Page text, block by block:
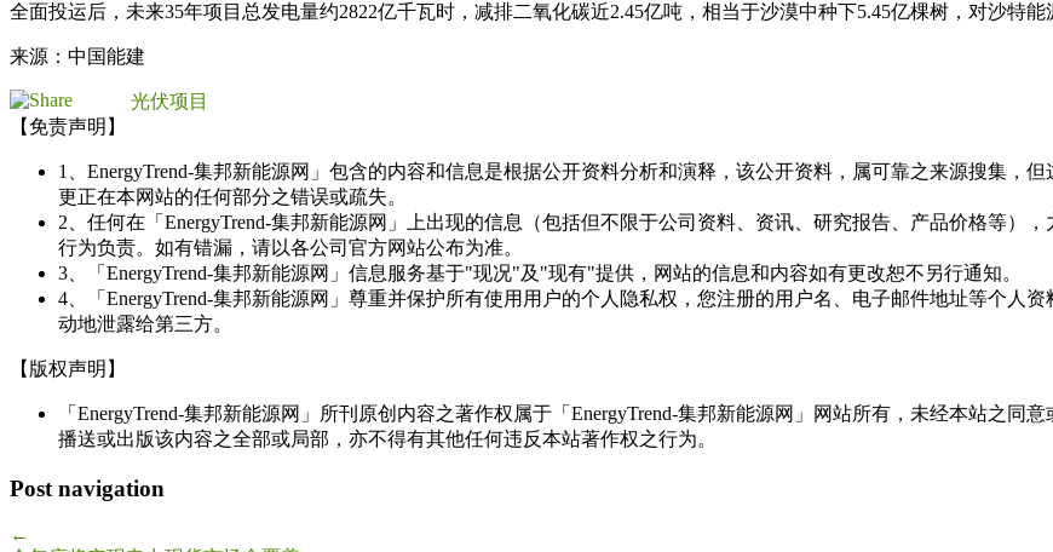
全面投运后，未来35年项目总发电量约2822亿千瓦时，减排二氧化碳近2.45亿吨，相当于沙漠中种下5.45亿棵树，对沙特能
来源：中国能建
光伏项目
【免责声明】
1、EnergyTrend-集邦新能源网」包含的内容和信息是根据公开资料分析和演释，该公开资料，属可靠之来源搜集，
更正在本网站的任何部分之错误或疏失。
2、任何在「EnergyTrend-集邦新能源网」上出现的信息（包括但不限于公司资料、资讯、研究报告、产品价格等）
行为负责。如有错漏，请以各公司官方网站公布为准。
3、「EnergyTrend-集邦新能源网」信息服务基于"现况"及"现有"提供，网站的信息和内容如有更改恕不另行通知。
4、「EnergyTrend-集邦新能源网」尊重并保护所有使用用户的个人隐私权，您注册的用户名、电子邮件地址等个人
动地泄露给第三方。
【版权声明】
「EnergyTrend-集邦新能源网」所刊原创内容之著作权属于「EnergyTrend-集邦新能源网」网站所有，未经本站之同
播送或出版该内容之全部或局部，亦不得有其他任何违反本站著作权之行为。
Post navigation
←